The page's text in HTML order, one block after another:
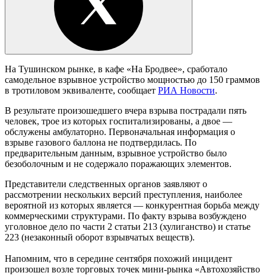
На Тушинском рынке, в кафе «На Бродвее», сработало
самодельное взрывное устройство мощностью до 150 граммов
в тротиловом эквиваленте, сообщает РИА Новости.
В результате произошедшего вчера взрыва пострадали пять
человек, трое из которых госпитализированы, а двое —
обслужены амбулаторно. Первоначальная информация о
взрыве газового баллона не подтвердилась. По
предварительным данным, взрывное устройство было
безоболочным и не содержало поражающих элементов.
Представители следственных органов заявляют о
рассмотрении нескольких версий преступления, наиболее
вероятной из которых является — конкурентная борьба между
коммерческими структурами. По факту взрыва возбуждено
уголовное дело по части 2 статьи 213 (хулиганство) и статье
223 (незаконный оборот взрывчатых веществ).
Напомним, что в середине сентября похожий инцидент
произошел возле торговых точек мини-рынка «Автохозяйство